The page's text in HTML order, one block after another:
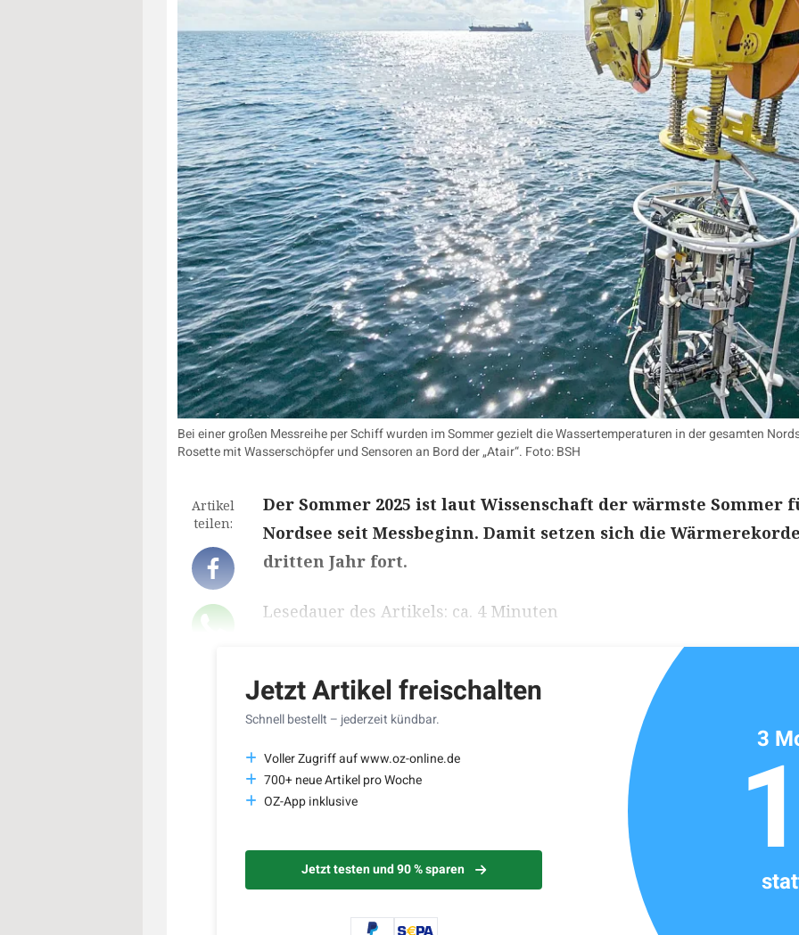
Bei einer großen Messreihe per Schiff wurden im Sommer gezielt die Wassertemperaturen in der gesamten
Rosette mit Wasserschöpfer und Sensoren an Bord der „Atair“. Foto: BSH
Artikel
teilen:
Der Sommer 2025 ist laut Wissenschaft der wärmste Sommer
Nordsee seit Messbeginn. Damit setzen sich die
dritten Jahr fort.
Lesedauer des Artikels: ca. 4 Minuten
Jetzt Artikel freischalten
Schnell bestellt – jederzeit kündbar.
Voller Zugriff auf www.oz-online.de
700+ neue Artikel pro Woche
OZ-App inklusive
Jetzt testen und 90 % sparen
3